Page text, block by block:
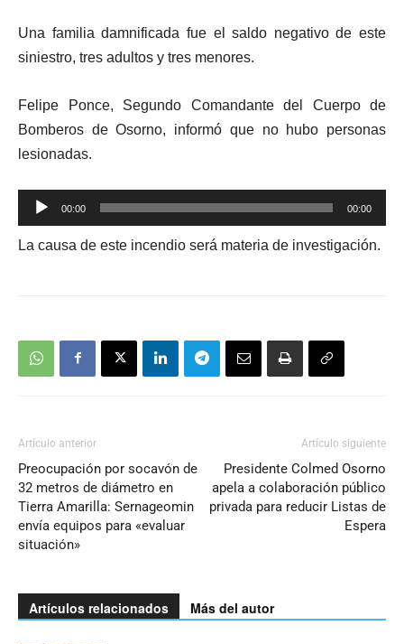
Una familia damnificada fue el saldo negativo de este
siniestro, tres adultos y tres menores.
Felipe Ponce, Segundo Comandante del Cuerpo de
Bomberos de Osorno, informó que no hubo personas
lesionadas.
Reproductor
de
audio
00:00 00:00
La causa de este incendio será materia de investigación.
Artículo anterior
Preocupación por socavón de
32 metros de diámetro en
Tierra Amarilla: Sernageomin
envía equipos para «evaluar
situación»
Artículo siguiente
Presidente Colmed Osorno
apela a colaboración público
privada para reducir Listas de
Espera
Artículos relacionados Más del autor